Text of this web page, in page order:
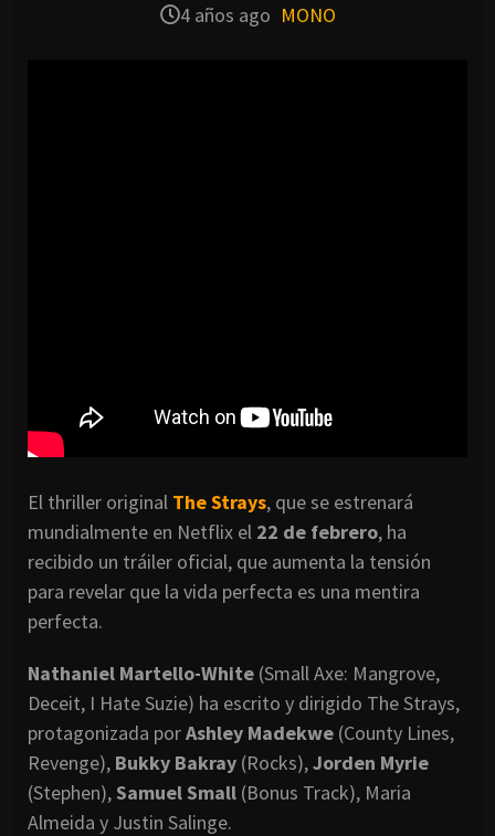
4 años ago MONO
El thriller original The Strays, que se estrenará
mundialmente en Netflix el 22 de febrero, ha
recibido un tráiler oficial, que aumenta la tensión
para revelar que la vida perfecta es una mentira
perfecta.
Nathaniel Martello-White (Small Axe: Mangrove,
Deceit, I Hate Suzie) ha escrito y dirigido The Strays,
protagonizada porAshley Madekwe (County Lines,
Revenge), Bukky Bakray (Rocks),Jorden Myrie
(Stephen),Samuel Small (Bonus Track), Maria
Almeida y Justin Salinge.